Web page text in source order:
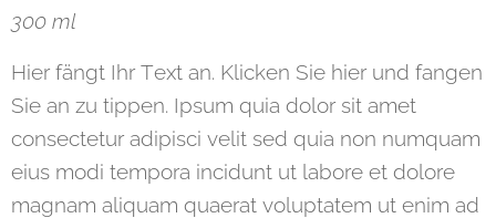
300 ml
Hier fängt Ihr Text an. Klicken Sie hier und fangen
Sie an zu tippen. Ipsum quia dolor sit amet
consectetur adipisci velit sed quia non numquam
eius modi tempora incidunt ut labore et dolore
magnam aliquam quaerat voluptatem ut enim ad